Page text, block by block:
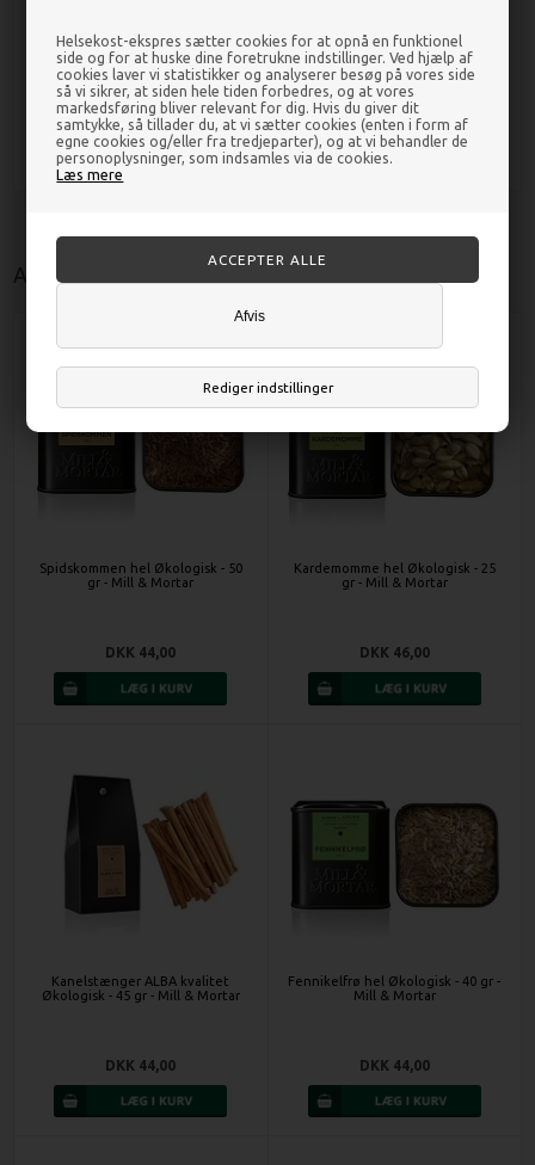
Helsekost-ekspres sætter cookies for at opnå en funktionel
side og for at huske dine foretrukne indstillinger. Ved hjælp af
cookies laver vi statistikker og analyserer besøg på vores side
så vi sikrer, at siden hele tiden forbedres, og at vores
markedsføring bliver relevant for dig. Hvis du giver dit
samtykke, så tillader du, at vi sætter cookies (enten i form af
egne cookies og/eller fra tredjeparter), og at vi behandler de
personoplysninger, som indsamles via de cookies.
Læs mere
Rediger indstillinger
Afvis
Kardemomme stødt Økologisk - 30
gr - Mill & Mortar
DKK 45,00
Lakridspulver Økologisk - 45 gr -
Mill & Mortar
DKK 44,00
Andre kunder købte også
Spidskommen hel Økologisk - 50
gr - Mill & Mortar
DKK 44,00
Kardemomme hel Økologisk - 25
gr - Mill & Mortar
DKK 46,00
Kanelstænger ALBA kvalitet
Økologisk - 45 gr - Mill & Mortar
DKK 44,00
Fennikelfrø hel Økologisk - 40 gr -
Mill & Mortar
DKK 44,00